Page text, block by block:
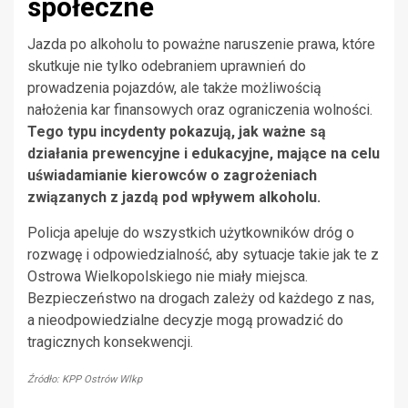
społeczne
Jazda po alkoholu to poważne naruszenie prawa, które
skutkuje nie tylko odebraniem uprawnień do
prowadzenia pojazdów, ale także możliwością
nałożenia kar finansowych oraz ograniczenia wolności.
Tego typu incydenty pokazują, jak ważne są
działania prewencyjne i edukacyjne, mające na celu
uświadamianie kierowców o zagrożeniach
związanych z jazdą pod wpływem alkoholu.
Policja apeluje do wszystkich użytkowników dróg o
rozwagę i odpowiedzialność, aby sytuacje takie jak te z
Ostrowa Wielkopolskiego nie miały miejsca.
Bezpieczeństwo na drogach zależy od każdego z nas,
a nieodpowiedzialne decyzje mogą prowadzić do
tragicznych konsekwencji.
Źródło: KPP Ostrów Wlkp